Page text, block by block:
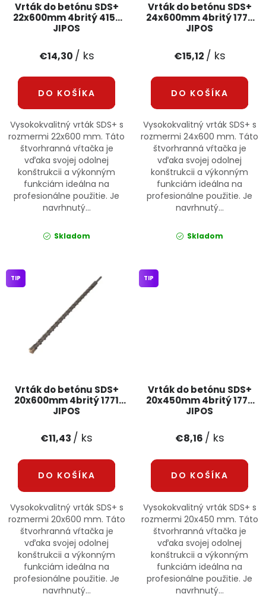
Vrták do betónu SDS+
22x600mm 4britý 4152
JIPOS
€14,30 / ks
DO KOŠÍKA
Vysokokvalitný vrták SDS+ s
rozmermi 22x600 mm. Táto
štvorhranná vŕtačka je
vďaka svojej odolnej
konštrukcii a výkonným
funkciám ideálna na
profesionálne použitie. Je
navrhnutý...
Skladom
Vrták do betónu SDS+
24x600mm 4britý 1773
JIPOS
€15,12 / ks
DO KOŠÍKA
Vysokokvalitný vrták SDS+ s
rozmermi 24x600 mm. Táto
štvorhranná vŕtačka je
vďaka svojej odolnej
konštrukcii a výkonným
funkciám ideálna na
profesionálne použitie. Je
navrhnutý...
Skladom
Vrták do betónu SDS+
20x600mm 4britý 1771
JIPOS
TIP
€11,43 / ks
DO KOŠÍKA
Vysokokvalitný vrták SDS+ s
rozmermi 20x600 mm. Táto
štvorhranná vŕtačka je
vďaka svojej odolnej
konštrukcii a výkonným
funkciám ideálna na
profesionálne použitie. Je
navrhnutý...
Vrták do betónu SDS+
20x450mm 4britý 1770
JIPOS
TIP
€8,16 / ks
DO KOŠÍKA
Vysokokvalitný vrták SDS+ s
rozmermi 20x450 mm. Táto
štvorhranná vŕtačka je
vďaka svojej odolnej
konštrukcii a výkonným
funkciám ideálna na
profesionálne použitie. Je
navrhnutý...